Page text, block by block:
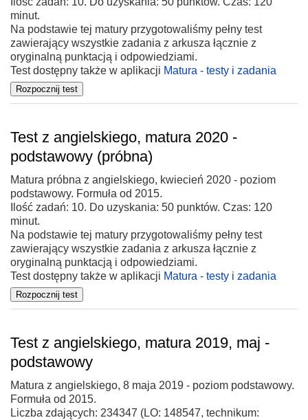
minut.
Na podstawie tej matury przygotowaliśmy pełny test
zawierający wszystkie zadania z arkusza łącznie z
oryginalną punktacją i odpowiedziami.
Test dostępny także w aplikacji Matura - testy i zadania
Test z angielskiego, matura 2020 -
podstawowy (próbna)
Matura próbna z angielskiego, kwiecień 2020 - poziom
podstawowy. Formuła od 2015.
Ilość zadań: 10. Do uzyskania: 50 punktów. Czas: 120
minut.
Na podstawie tej matury przygotowaliśmy pełny test
zawierający wszystkie zadania z arkusza łącznie z
oryginalną punktacją i odpowiedziami.
Test dostępny także w aplikacji Matura - testy i zadania
Test z angielskiego, matura 2019, maj -
podstawowy
Matura z angielskiego, 8 maja 2019 - poziom podstawowy.
Formuła od 2015.
Liczba zdających: 234347 (LO: 148547, technikum: